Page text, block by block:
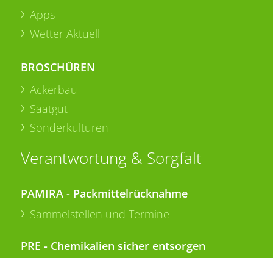
Apps
Wetter Aktuell
BROSCHÜREN
Ackerbau
Saatgut
Sonderkulturen
Verantwortung & Sorgfalt
PAMIRA - Packmittelrücknahme
Sammelstellen und Termine
PRE - Chemikalien sicher entsorgen